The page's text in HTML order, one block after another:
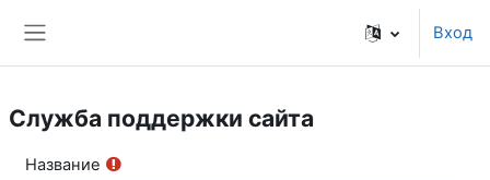
Вход
Служба поддержки сайта
Название